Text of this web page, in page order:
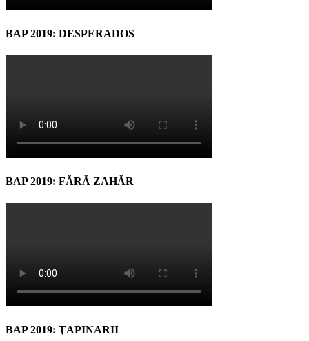
BAP 2019: DESPERADOS
BAP 2019: FĂRĂ ZAHĂR
BAP 2019: ŢAPINARII